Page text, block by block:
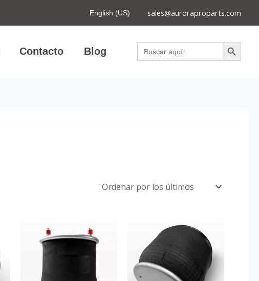
English (US) sales@auroraproparts.com
Contacto Blog Buscar: Botón de